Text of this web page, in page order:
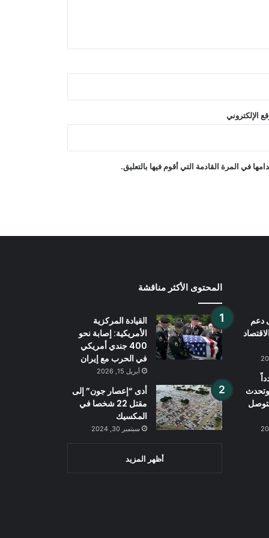
انفجاران قرب ناقلة نفط في مضيق
انفجار وحريق في منطقة جبل علي
تقارير عن جهود دبلوماسية للتوصل إلى
الإلكتروني
في المرة القادمة التي أقوم فيها بالتعليق.
دعم
وتحدث
المحتوى الأكثر مناقشة
القيادة المركزية
الأمريكية: إصابة نحو
400 جندي أمريكي
في الحرب مع إيران
أبريل 15, 2026
أدى “إعصار جون” إلى
مقتل 22 شخصا في
المكسيك
سبتمبر 30, 2024
أظهر المزيد